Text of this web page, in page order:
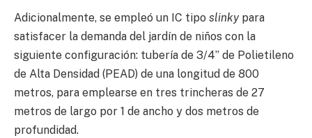
Adicionalmente, se empleó un IC tipo slinkypara
satisfacer la demanda del jardín de niños con la
siguiente configuración: tubería de 3/4” de Polietileno
de Alta Densidad (PEAD) de una longitud de 800
metros, para emplearse en tres trincheras de 27
metros de largo por 1 de ancho y dos metros de
profundidad.